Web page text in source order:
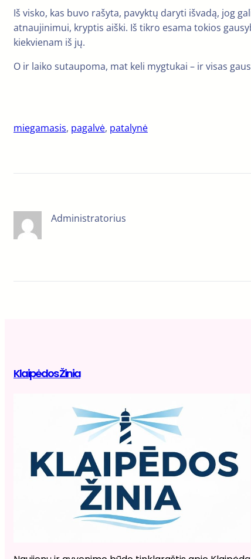
Iš visko, kas buvo rašyta, pavyktų daryti išvadą, jog
atnaujinimui, kryptis aiški. Iš tikro esama tokios
kiekvienam iš jų.
O ir laiko sutaupoma, mat keli mygtukai – ir visas
miegamasis, pagalvė, patalynė
Administratorius
Klaipėdos Žinia